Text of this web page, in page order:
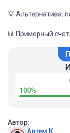
💡 Альтернатива:
📊 Примерный
100%
Автор:
Артем К